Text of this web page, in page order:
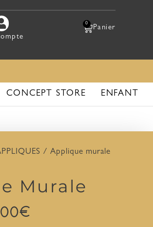
0
CONCEPT STORE ENFANT
/ Applique murale
Murale
€